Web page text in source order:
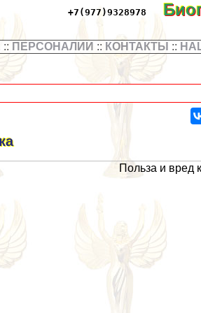
+7(977)9328978
:: ПЕРСОНАЛИИ :: КОНТАКТЫ ::